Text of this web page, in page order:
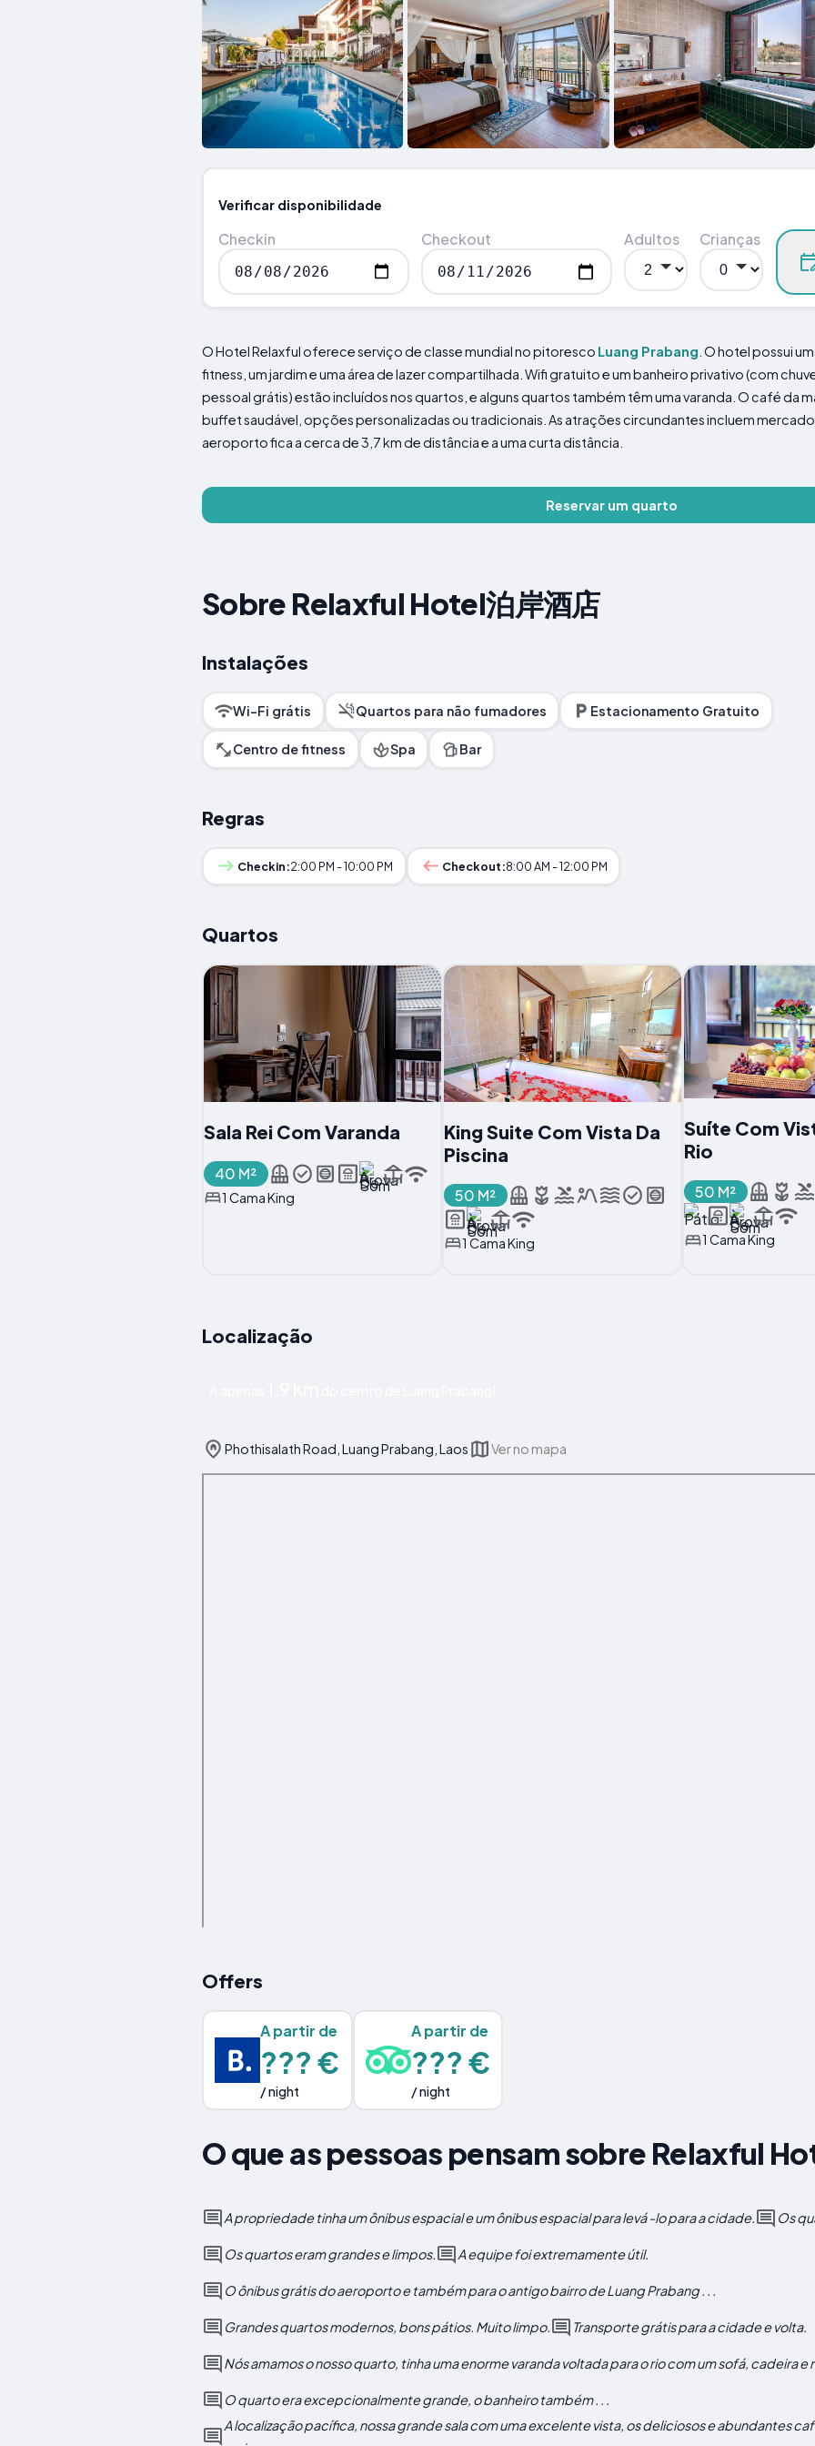
Verificar disponibilidade
Checkin Checkout Adultos Crianças
O Hotel Relaxful oferece serviço de classe mundial no pitoresco Luang Prabang . O hotel possui
fitness, um jardim e uma área de lazer compartilhada. Wifi gratuito e um banheiro privativo (com
pessoal grátis) estão incluídos nos quartos, e alguns quartos também têm uma varanda. O café da
buffet saudável, opções personalizadas ou tradicionais. As atrações circundantes incluem
aeroporto fica a cerca de 3,7 km de distância e a uma curta distância.
Reservar um quarto
Sobre Relaxful Hotel泊岸酒店
Instalações
Wi-Fi grátis Quartos para não fumadores Estacionamento Gratuito
Centro de fitness Spa Bar
Regras
Checkin:2:00 PM - 10:00 PM Checkout:8:00 AM - 12:00 PM
Quartos
Sala Rei Com Varanda
40 M²
1 Cama King
King Suite Com Vista Da
Piscina
50 M²
1 Cama King
Suíte Com
Rio
50 M²
1 Cama King
Localização
Phothisalath Road, Luang Prabang, Laos Ver no mapa
Offers
A partir de
??? €
/ night
A partir de
??? €
/ night
O que as pessoas pensam sobre Relaxful
A propriedade tinha um ônibus espacial e um ônibus espacial para levá -lo para a cidade. Os
Os quartos eram grandes e limpos. A equipe foi extremamente útil.
O ônibus grátis do aeroporto e também para o antigo bairro de Luang Prabang . . .
Grandes quartos modernos, bons pátios. Muito limpo. Transporte grátis para a cidade e volta.
Nós amamos o nosso quarto, tinha uma enorme varanda voltada para o rio com um sofá, cadeira e
O quarto era excepcionalmente grande, o banheiro também . . .
A localização pacífica, nossa grande sala com uma excelente vista, os deliciosos e abundantes